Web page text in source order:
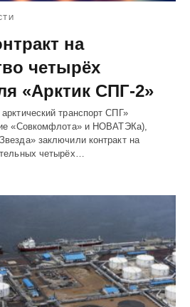
на
четырёх
«Арктик СПГ-2»
транспорт СПГ»
«Совкомфлота» и НОВАТЭКа),
заключили контракт на
четырёх…